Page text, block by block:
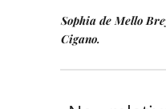
Sophia de Mello
Cigano.